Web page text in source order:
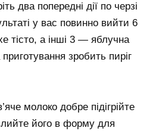
два попередні дії по черзі
у вас повинно вийти 6
тісто, а інші 3 — яблучна
зробить пиріг
молоко добре підігрійте
його в форму для